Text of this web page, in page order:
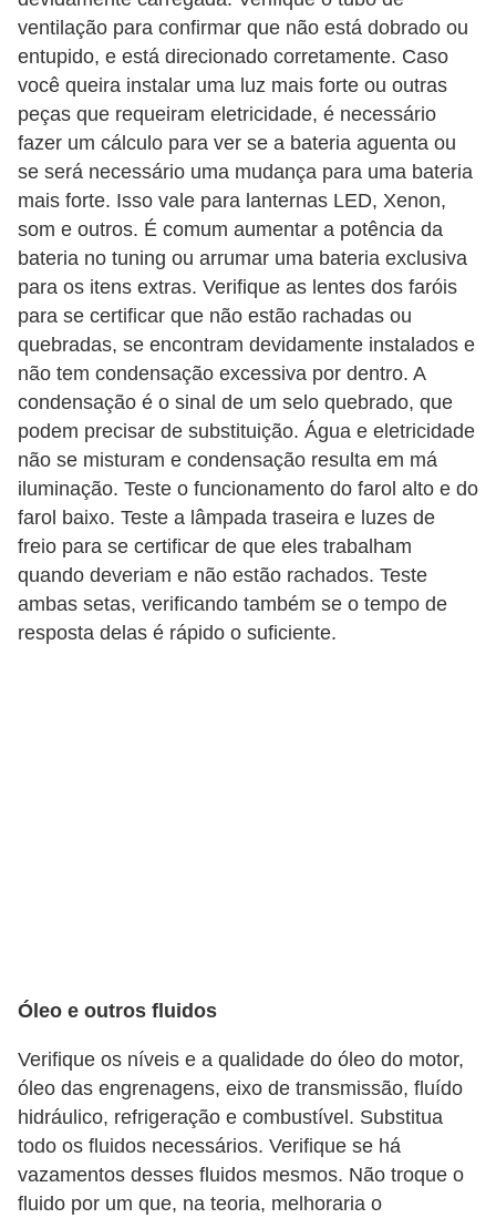
ventilação para confirmar que não está dobrado ou
entupido, e está direcionado corretamente. Caso
você queira instalar uma luz mais forte ou outras
peças que requeiram eletricidade, é necessário
fazer um cálculo para ver se a bateria aguenta ou
se será necessário uma mudança para uma bateria
mais forte. Isso vale para lanternas LED, Xenon,
som e outros. É comum aumentar a potência da
bateria no tuning ou arrumar uma bateria exclusiva
para os itens extras. Verifique as lentes dos faróis
para se certificar que não estão rachadas ou
quebradas, se encontram devidamente instalados e
não tem condensação excessiva por dentro. A
condensação é o sinal de um selo quebrado, que
podem precisar de substituição. Água e eletricidade
não se misturam e condensação resulta em má
iluminação. Teste o funcionamento do farol alto e do
farol baixo. Teste a lâmpada traseira e luzes de
freio para se certificar de que eles trabalham
quando deveriam e não estão rachados. Teste
ambas setas, verificando também se o tempo de
resposta delas é rápido o suficiente.
Óleo e outros fluidos
Verifique os níveis e a qualidade do óleo do motor,
óleo das engrenagens, eixo de transmissão, fluído
hidráulico, refrigeração e combustível. Substitua
todo os fluidos necessários. Verifique se há
vazamentos desses fluidos mesmos. Não troque o
fluido por um que, na teoria, melhoraria o
s
a
u
t
o
m
o
t
i
v
a
s
L
e
i
s
e
t
r
s
e
s
c
o
o